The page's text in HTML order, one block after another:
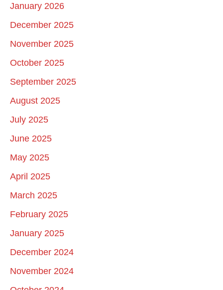
January 2026
December 2025
November 2025
October 2025
September 2025
August 2025
July 2025
June 2025
May 2025
April 2025
March 2025
February 2025
January 2025
December 2024
November 2024